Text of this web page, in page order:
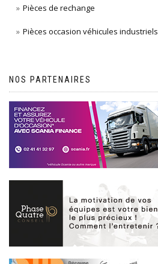
Pièces de rechange
Pièces occasion véhicules industriels
NOS PARTENAIRES